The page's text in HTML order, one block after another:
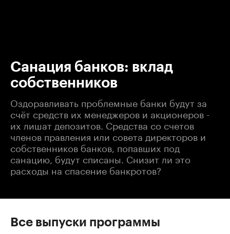
Санация банков: вклад
собственников
Оздоравливать проблемные банки будут за
счёт средств их менеджеров и акционеров -
их лишат депозитов. Средства со счетов
членов правления или совета директоров и
собственников банков, попавших под
санацию, будут списаны. Снизит ли это
расходы на спасение банкротов?
Все выпуски программы